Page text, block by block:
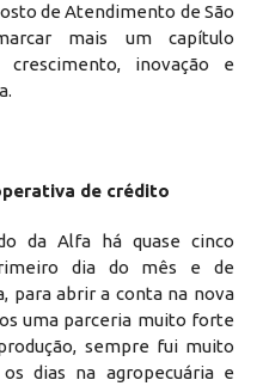
de Atendimento de São
mais um capítulo
inovação e
de crédito
da Alfa há quase cinco
dia do mês e de
para abrir a conta na nova
uma parceria muito forte
sempre fui muito
dias na agropecuária e